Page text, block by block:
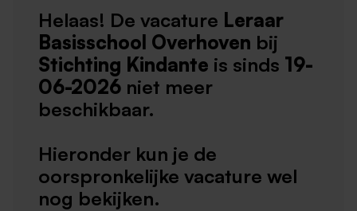
Helaas! De vacature Leraar
Basisschool Overhoven bij
Stichting Kindante is sinds 19-
06-2026 niet meer
beschikbaar.
Hieronder kun je de
oorspronkelijke vacature wel
nog bekijken.